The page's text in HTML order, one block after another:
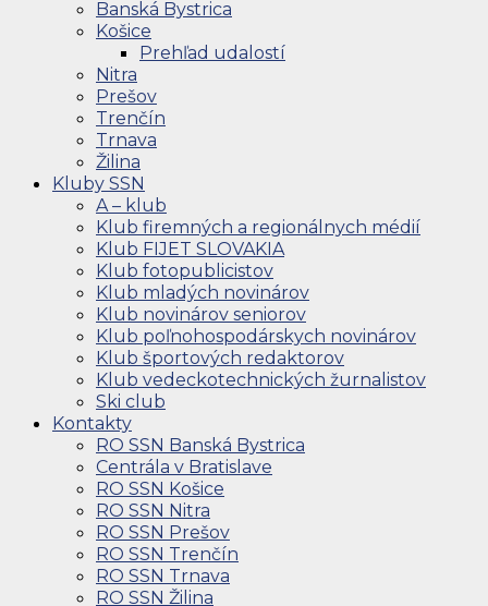
Banská Bystrica
Košice
Prehľad udalostí
Nitra
Prešov
Trenčín
Trnava
Žilina
Kluby SSN
A – klub
Klub firemných a regionálnych médií
Klub FIJET SLOVAKIA
Klub fotopublicistov
Klub mladých novinárov
Klub novinárov seniorov
Klub poľnohospodárskych novinárov
Klub športových redaktorov
Klub vedeckotechnických žurnalistov
Ski club
Kontakty
RO SSN Banská Bystrica
Centrála v Bratislave
RO SSN Košice
RO SSN Nitra
RO SSN Prešov
RO SSN Trenčín
RO SSN Trnava
RO SSN Žilina